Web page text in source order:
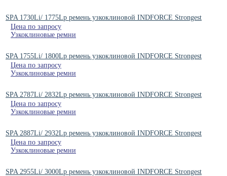
SPA 1730Li/ 1775Lp ремень узкоклиновой INDFORCE Strongest
Цена по запросу
Узкоклиновые ремни
SPA 1755Li/ 1800Lp ремень узкоклиновой INDFORCE Strongest
Цена по запросу
Узкоклиновые ремни
SPA 2787Li/ 2832Lp ремень узкоклиновой INDFORCE Strongest
Цена по запросу
Узкоклиновые ремни
SPA 2887Li/ 2932Lp ремень узкоклиновой INDFORCE Strongest
Цена по запросу
Узкоклиновые ремни
SPA 2955Li/ 3000Lp ремень узкоклиновой INDFORCE Strongest